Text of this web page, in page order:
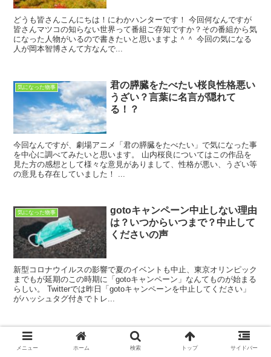
どうも皆さんこんにちは！にわかハンターです！ 今回何なんですが
皆さんマツコの知らない世界って番組ご存知ですか？その番組から気
になった人物がいるので書きたいと思いますよ＾＾ 今回の気になる
人が岡本智博さんて方なんで...
気になった物事
君の膵臓をたべたい桜良性格悪い
うざい？言葉に名言が隠れて
る！？
今回なんですが、劇場アニメ「君の膵臓をたべたい」で気になった事
を中心に調べてみたいと思います。 山内桜良についてはこの作品を
見た方の感想として様々な意見がありまして、性格が悪い、うざい等
の意見も存在していました！ ...
気になった物事
gotoキャンペーン中止しない理由
は？いつからいつまで？中止して
くださいの声
新型コロナウイルスの影響で夏のイベントも中止、東京オリンピック
までもが延期のこの時期に「gotoキャンペーン」なんてものが始まる
らしい。 Twitterでは昨日「gotoキャンペーンを中止してください」
がハッシュタグ付きでトレ...
メニュー ホーム 検索 トップ サイドバー